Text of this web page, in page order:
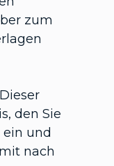
zum
den Sie
und
nach